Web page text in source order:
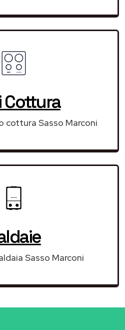
Cottura
cottura Sasso Marconi
Sasso Marconi